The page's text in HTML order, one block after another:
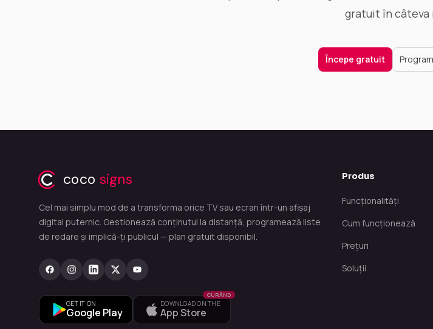
gratuit în câteva
Începe gratuit
coco signs
Cel mai simplu mod de a transforma orice TV sau ecran într-un afișaj
digital puternic. Gestionează conținutul la distanță, programează liste
de redare și implică-ți publicul — plan gratuit disponibil.
GET IT ON
Google Play
DOWNLOAD ON THE
App Store
CURÂND
Produs
Funcționalități
Cum funcționează
Prețuri
Soluții